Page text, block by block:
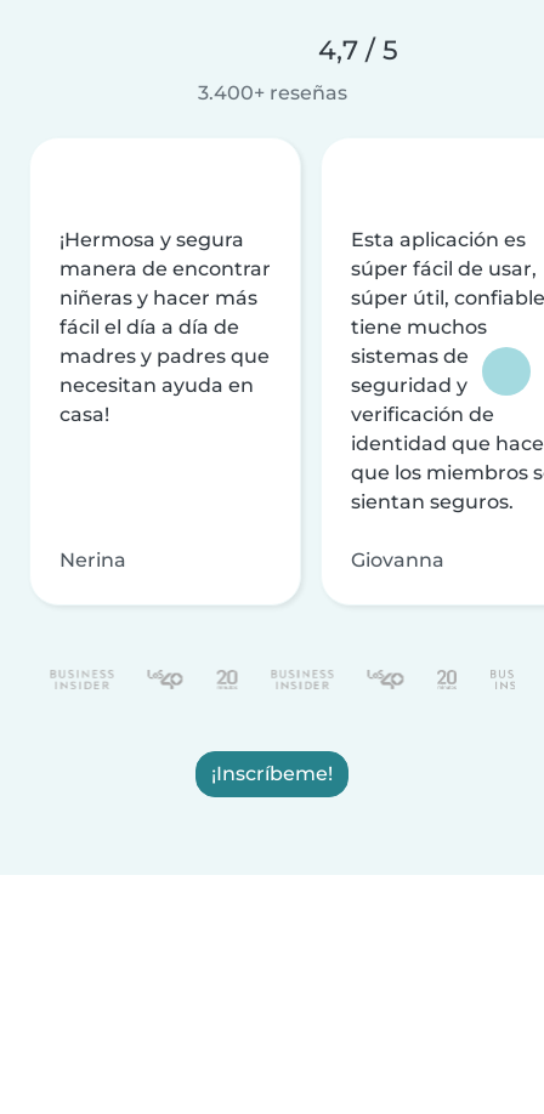
4,7 / 5
3.400+ reseñas
¡Hermosa y segura
manera de encontrar
niñeras y hacer más
fácil el día a día de
madres y padres que
necesitan ayuda en
casa!
Nerina
Esta aplicación es
súper fácil de usar,
súper útil,
tiene muchos
sistemas de
seguridad y
verificación de
identidad que
que los miembros
sientan seguros.
Giovanna
¡Inscríbeme!